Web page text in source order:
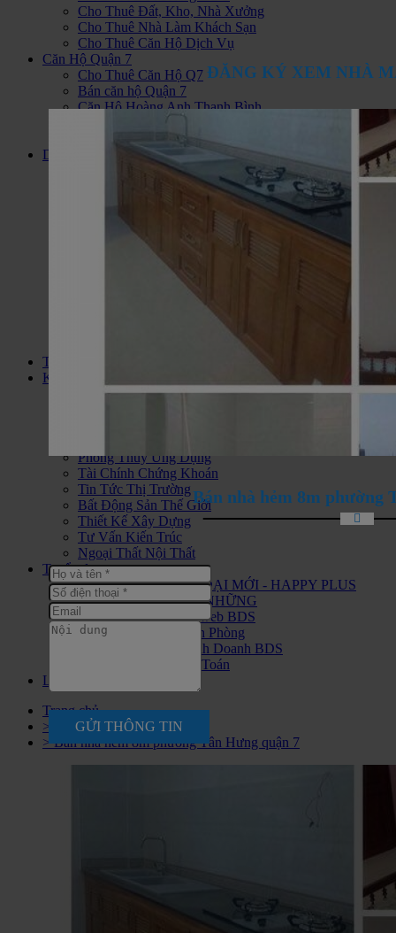
Cho Thuê Đất, Kho, Nhà Xưởng
Cho Thuê Nhà Làm Khách Sạn
Cho Thuê Căn Hộ Dịch Vụ
Căn Hộ Quận 7
Cho Thuê Căn Hộ Q7
Bán căn hộ Quận 7
Căn Hộ Hoàng Anh Thanh Bình
Hoàng Anh Gia Lai 1
Dự án
Đất Nền Dự Án
Biệt Thự Biển
Dự Án Condotel
Nhà Ở Xã Hội
Khu Du Lịch Nghĩ Dưỡng
Căn hộ Jamona City Quận 7
Bán nhà đất KDC Long Hậu
Bán Khách Sạn Vũng Tàu
Bán Nhà Đất Huyện Cần Giờ
Thông tin
Kiến thức
Tư Vấn Hỏi Đáp
Phong Thủy Ứng Dụng
Tài Chính Chứng Khoán
Tin Tức Thị Trường
Bất Động Sản Thế Giới
Thiết Kế Xây Dựng
Tư Vấn Kiến Trúc
Ngoại Thất Nội Thất
Tuyển dụng
CHIẾN BINH THỜI ĐẠI MỚI - HAPPY PLUS
ĐANG ĐÓN CHÀO NHỮNG
Tuyển nhân viên Seo web BDS
Tuyển Nhân Viên Văn Phòng
Tuyển Nhân Viên Kinh Doanh BDS
Tuyển Nhân Viên Kế Toán
Liên hệ
Trang chủ
> Nhà Bán
> Bán nhà hẻm 8m phường Tân Hưng quận 7
ĐĂNG KÝ XEM NHÀ
Bán nhà hẻm 8m phường
GỬI THÔNG TIN